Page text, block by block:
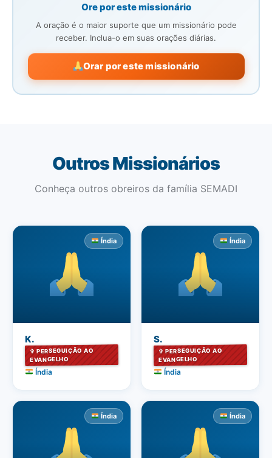
Ore por este missionário
A oração é o maior suporte que um missionário pode
receber. Inclua-o em suas orações diárias.
Orar por este missionário
Outros Missionários
Conheça outros obreiros da família SEMADI
Índia
K.
✞ PERSEGUIÇÃO AO
EVANGELHO
Índia
Índia
S.
✞ PERSEGUIÇÃO AO
EVANGELHO
Índia
Índia Índia